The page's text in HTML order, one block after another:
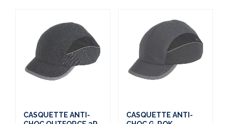
CASQUETTE ANTI-
CASQUETTE ANTI-